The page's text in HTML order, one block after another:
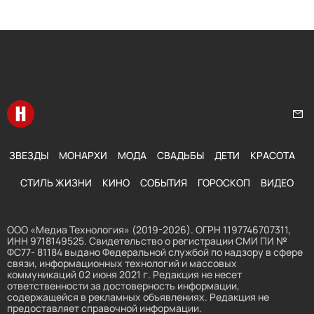
Перейти на главную
ЗВЕЗДЫ МОНАРХИ МОДА СВАДЬБЫ ДЕТИ КРАСОТА
СТИЛЬ ЖИЗНИ КИНО СОБЫТИЯ ГОРОСКОП ВИДЕО
ООО «Медиа Технология» (2019-2026). ОГРН 1197746707311,
ИНН 9718149525. Свидетельство о регистрации СМИ ПИ №
ФС77- 81184 выдано Федеральной службой по надзору в сфере
связи, информационных технологий и массовых
коммуникаций 02 июня 2021 г. Редакция не несет
ответственности за достоверность информации,
содержащейся в рекламных объявлениях. Редакция не
предоставляет справочной информации.